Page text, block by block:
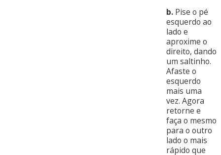
b.Pise o pé
esquerdo ao
lado e
aproxime o
direito, dando
um saltinho.
Afaste o
esquerdo
mais uma
vez. Agora
retorne e
faça o mesmo
para o outro
lado o mais
rápido que